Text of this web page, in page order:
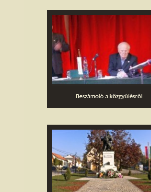
Beszámoló a közgyűlésről